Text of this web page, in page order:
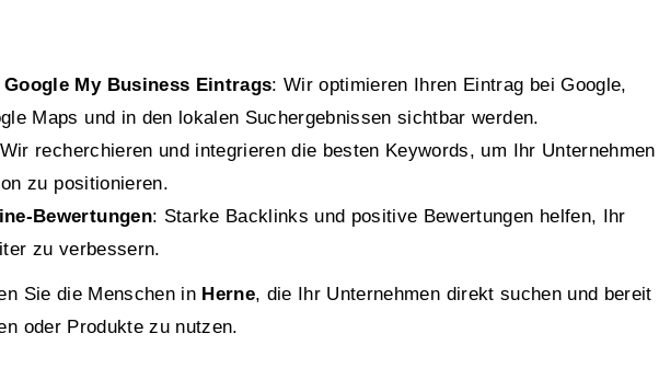
My Business Eintrags: Wir optimieren Ihren Eintrag bei Google,
Maps und in den lokalen Suchergebnissen sichtbar werden.
recherchieren und integrieren die besten Keywords, um Ihr Unternehmen
zu positionieren.
Bewertungen: Starke Backlinks und positive Bewertungen helfen, Ihr
zu verbessern.
Sie die Menschen in Herne, die Ihr Unternehmen direkt suchen und bereit
oder Produkte zu nutzen.